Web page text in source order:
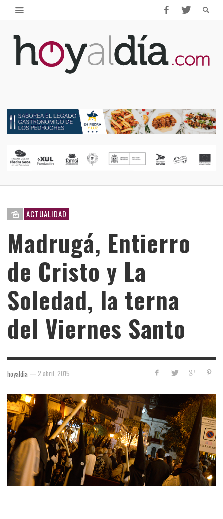
ACTUALIDAD
Madrugá, Entierro
de Cristo y La
Soledad, la terna
del Viernes Santo
hoyaldia — 2 abril, 2015